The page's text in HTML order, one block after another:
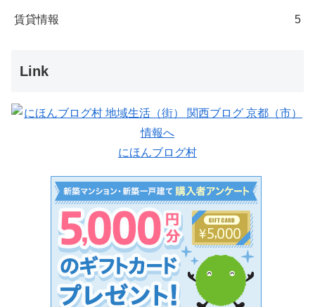
賃貸情報 5
Link
にほんブログ村